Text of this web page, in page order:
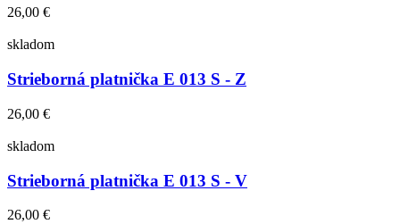
26,00 €
skladom
Strieborná platnička E 013 S - Z
26,00 €
skladom
Strieborná platnička E 013 S - V
26,00 €